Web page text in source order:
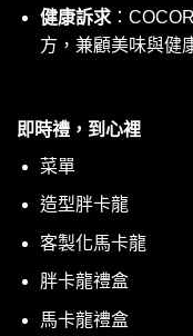
即時禮，到心裡
菜單
造型胖卡龍
客製化馬卡龍
胖卡龍禮盒
馬卡龍禮盒
健康訴求：
方，兼顧美味與健